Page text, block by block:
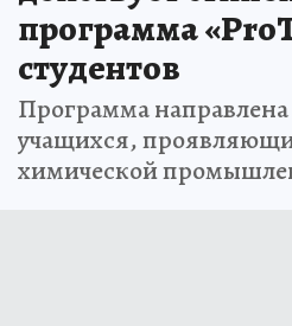
программа
студентов
Программа
учащихся,
химической